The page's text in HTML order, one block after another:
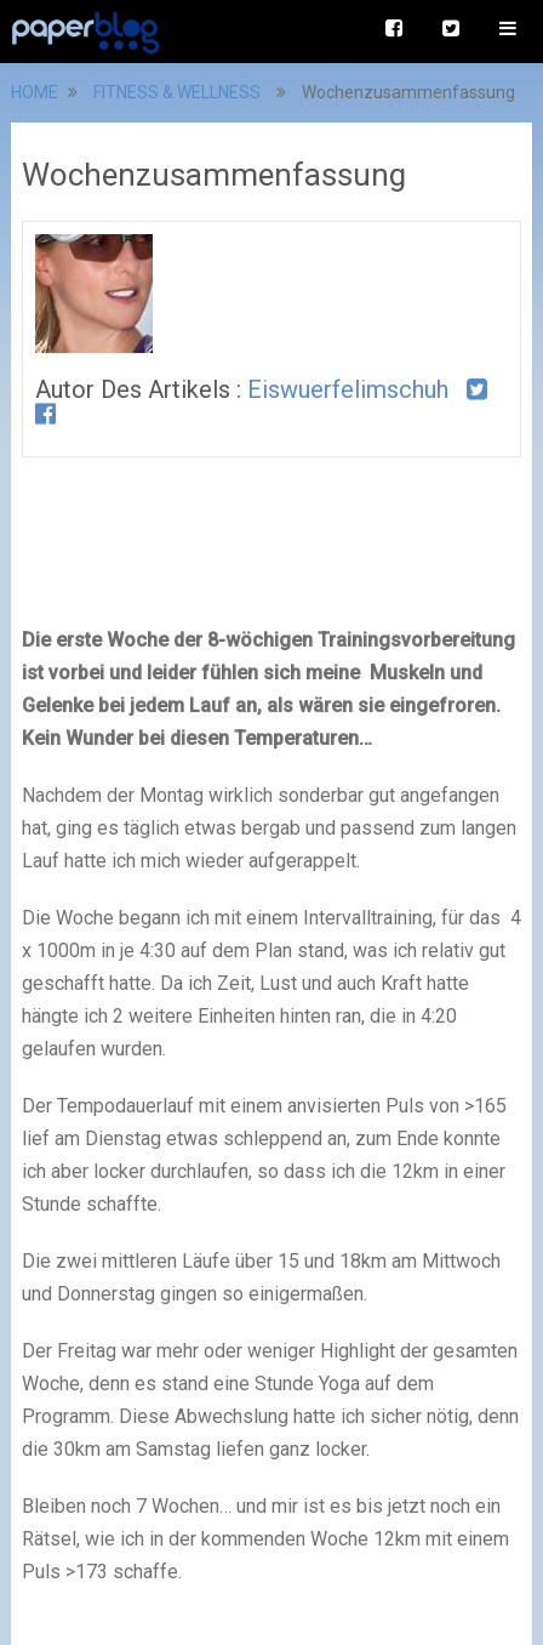
HOME FITNESS & WELLNESS Wochenzusammenfassung
Wochenzusammenfassung
Autor Des Artikels : Eiswuerfelimschuh
Die erste Woche der 8-wöchigen Trainingsvorbereitung
ist vorbei und leider fühlen sich meine Muskeln und
Gelenke bei jedem Lauf an, als wären sie eingefroren.
Kein Wunder bei diesen Temperaturen…
Nachdem der Montag wirklich sonderbar gut angefangen
hat, ging es täglich etwas bergab und passend zum langen
Lauf hatte ich mich wieder aufgerappelt.
Die Woche begann ich mit einem Intervalltraining, für das 4
x 1000m in je 4:30 auf dem Plan stand, was ich relativ gut
geschafft hatte. Da ich Zeit, Lust und auch Kraft hatte
hängte ich 2 weitere Einheiten hinten ran, die in 4:20
gelaufen wurden.
Der Tempodauerlauf mit einem anvisierten Puls von >165
lief am Dienstag etwas schleppend an, zum Ende konnte
ich aber locker durchlaufen, so dass ich die 12km in einer
Stunde schaffte.
Die zwei mittleren Läufe über 15 und 18km am Mittwoch
und Donnerstag gingen so einigermaßen.
Der Freitag war mehr oder weniger Highlight der gesamten
Woche, denn es stand eine Stunde Yoga auf dem
Programm. Diese Abwechslung hatte ich sicher nötig, denn
die 30km am Samstag liefen ganz locker.
Bleiben noch 7 Wochen… und mir ist es bis jetzt noch ein
Rätsel, wie ich in der kommenden Woche 12km mit einem
Puls >173 schaffe.